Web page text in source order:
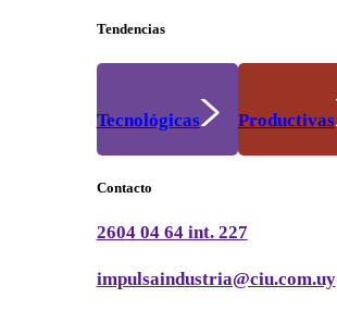
Tendencias
Tecnológicas Productivas
Contacto
2604 04 64 int. 227
impulsaindustria@ciu.com.uy